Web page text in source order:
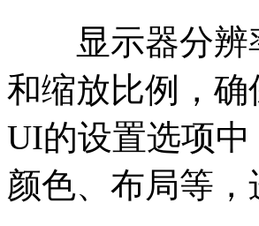
显示器分辨率
和缩放比例，确
UI的设置选项
颜色、布局等